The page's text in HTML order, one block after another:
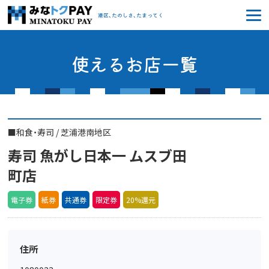
みなトクPAY
港区、たのしさ、たまってく
使えるお店一覧
■和食・寿司 /芝浦港南地区
寿司 魚がし日本一 ムスブ田
町店
電子券 紙券 共通券 限定券 20%還元
住所